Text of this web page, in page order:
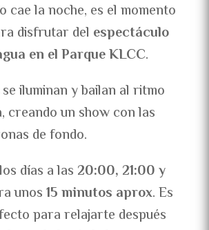
cae la noche, es el momento
disfrutar del espectáculo
en el Parque KLCC.
iluminan y bailan al ritmo
creando un show con las
de fondo.
días a las 20:00, 21:00 y
unos15 minutos aprox. Es
para relajarte después